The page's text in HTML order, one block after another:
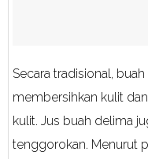
Secara tradisional,
membersihkan kulit
kulit. Jus buah delima
tenggorokan. Menurut